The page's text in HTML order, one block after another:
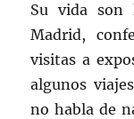
Su vida son
Madrid,
visitas a
algunos
no habla de